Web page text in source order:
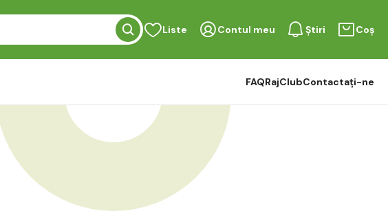
Liste Contul meu Știri Coș
FAQRajClubContactați-ne